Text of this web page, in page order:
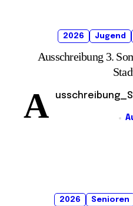
2026 Jugend
Ausschreibung 3.
A
2026 Senioren